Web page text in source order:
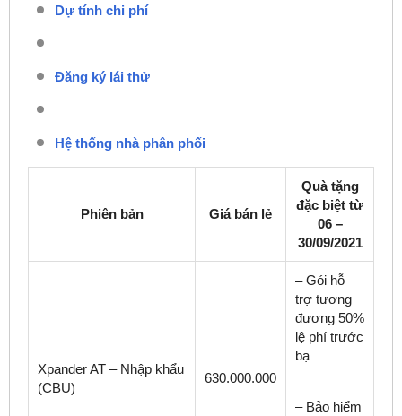
Dự tính chi phí
Đăng ký lái thử
Hệ thống nhà phân phối
Phiên bản Giá bán lẻ
Quà tặng
đặc biệt từ
06 –
30/09/2021
Xpander AT – Nhập khẩu
(CBU)
630.000.000
– Gói hỗ
trợ tương
đương 50%
lệ phí trước
bạ
– Bảo hiểm